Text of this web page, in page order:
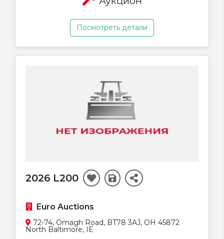
Посмотреть детали
2026 L200
Euro Auctions
72-74, Omagh Road, BT78 3AJ, OH 45872
North Baltimore, IE